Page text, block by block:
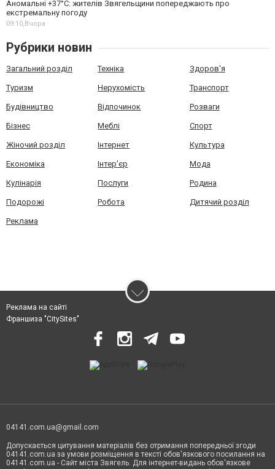
Аномальні +37°C: жителів Звягельщини попереджають про
екстремальну погоду
09:10,Вчора
Рубрики новин
Загальний розділ Техніка Здоров'я
Туризм Нерухомість Транспорт
Будівництво Відпочинок Розваги
Бізнес Меблі Спорт
Жіночий розділ Інтернет Культура
Економіка Інтер'єр Мода
Кулінарія Послуги Родина
Подорожі Робота Дитячий розділ
Реклама
Реклама на сайті
Франшиза "CitySites"
04141.com.ua@gmail.com
Допускається цитування матеріалів без отримання попередньої згоди
04141.com.ua за умови розміщення в тексті обов'язкового посилання на
04141.com.ua - Сайт міста Звягель. Для інтернет-видань обов'язкове